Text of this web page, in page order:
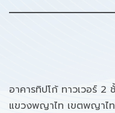
อาคารทิปโก้ ทาวเวอร์ 2
แขวงพญาไท เขตพญาไ